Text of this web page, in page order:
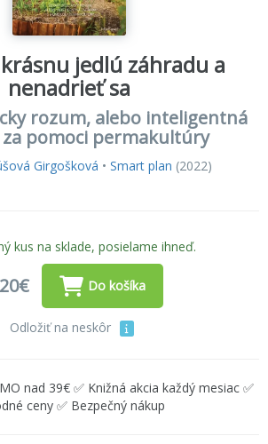
jedlú záhradu a
nenadrieť sa
rozum, alebo inteligentná
pomoci permakultúry
Girgošková • Smart plan (2022)
kus na sklade, posielame ihneď.
Do košíka
Odložiť na neskôr
nad 39€ ✅ Knižná akcia každý mesiac ✅
ceny ✅ Bezpečný nákup